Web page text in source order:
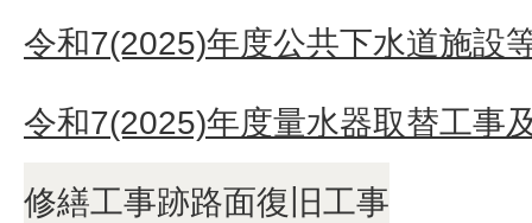
令和7(2025)年度公共下水道施設
令和7(2025)年度量水器取替工事
修繕工事跡路面復旧工事